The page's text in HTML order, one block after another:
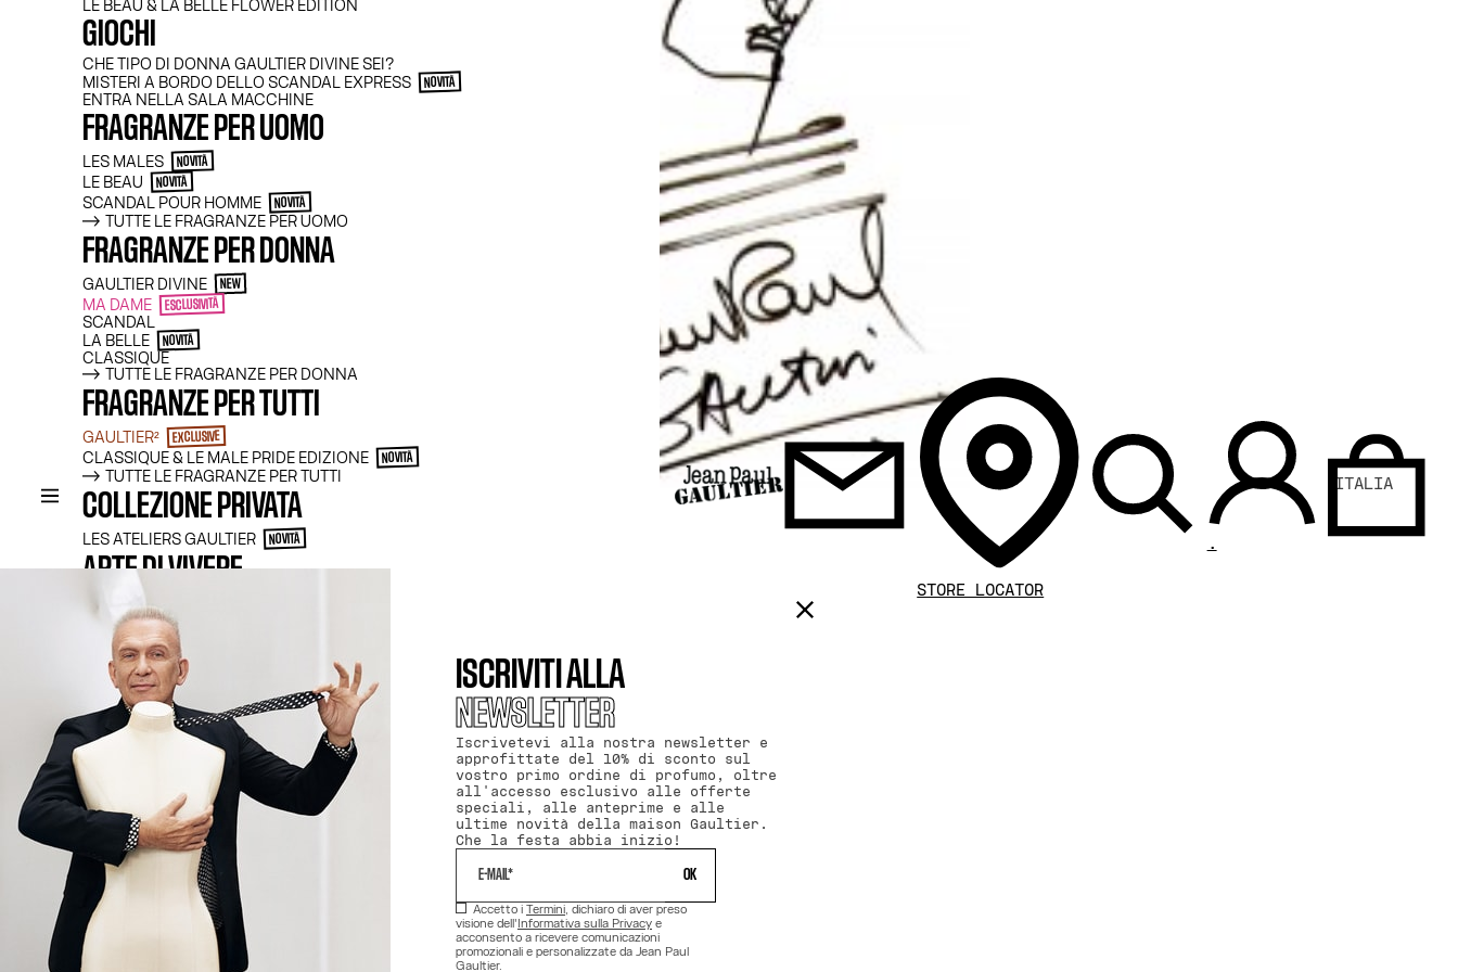
LE BEAU & LA BELLE FLOWER EDITION
GIOCHI
CHE TIPO DI DONNA GAULTIER DIVINE SEI?
MISTERI A BORDO DELLO SCANDAL EXPRESS
NOVITÀ
ENTRA NELLA SALA MACCHINE
FRAGRANZE PER UOMO
LES MALES NOVITÀ
LE BEAU NOVITÀ
SCANDAL POUR HOMME NOVITÀ
TUTTE LE FRAGRANZE PER UOMO
FRAGRANZE PER DONNA
GAULTIER DIVINE NEW
MA DAME ESCLUSIVITÀ
SCANDAL
LA BELLE
NOVITÀ
CLASSIQUE
TUTTE LE FRAGRANZE PER DONNA
FRAGRANZE PER TUTTI
GAULTIER² EXCLUSIVE
CLASSIQUE & LE MALE PRIDE EDIZIONE NOVITÀ
TUTTE LE FRAGRANZE PER TUTTI
COLLEZIONE PRIVATA
LES ATELIERS GAULTIER NOVITÀ
ARTE DI VIVERE
BAGNO E CORPO
SELEZIONE
BEST SELLERS
NOVITÀ
TENTAZIONI A PREZZI BASSI
ESCLUSIVITÀ ONLINE
LE RIEDIZIONI GAULTIER​
ESCLUSIVITÀ
NOVITÀ
COFANETTI REGALO
COFANETTI DI SCOPERTE
FORMATO VIAGGIO
NOVITÀ
TAILOR-MADE
FRAGRANCE FINDER
FRAGRANCE FINDER LES ATELIERS GAULTIER
OFFERTE E SERVIZI ESCLUSIVI
STORE LOCATOR
.
ITALIA
ISCRIVITI ALLA
NEWSLETTER
Iscrivetevi alla nostra newsletter e
approfittate del 10% di sconto sul
vostro primo ordine di profumo, oltre
all'accesso esclusivo alle offerte
speciali, alle anteprime e alle
ultime novità della maison Gaultier.
Che la festa abbia inizio!
OK
Accetto i Termini, dichiaro di aver preso
visione dell'Informativa sulla Privacy e
acconsento a ricevere comunicazioni
promozionali e personalizzate da Jean Paul
Gaultier.